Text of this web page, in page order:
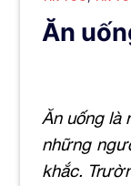
Ăn
Ăn uống là
những
khắc.